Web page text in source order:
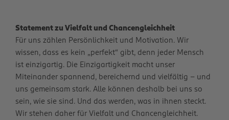
Statement zu Vielfalt und Chancengleichheit
Für uns zählen Persönlichkeit und Motivation. Wir
wissen, dass es kein „perfekt“ gibt, denn jeder Mensch
ist einzigartig. Die Einzigartigkeit macht unser
Miteinander spannend, bereichernd und vielfältig – und
uns gemeinsam stark. Alle können deshalb bei uns so
sein, wie sie sind. Und das werden, was in ihnen steckt.
Wir stehen daher für Vielfalt und Chancengleichheit.